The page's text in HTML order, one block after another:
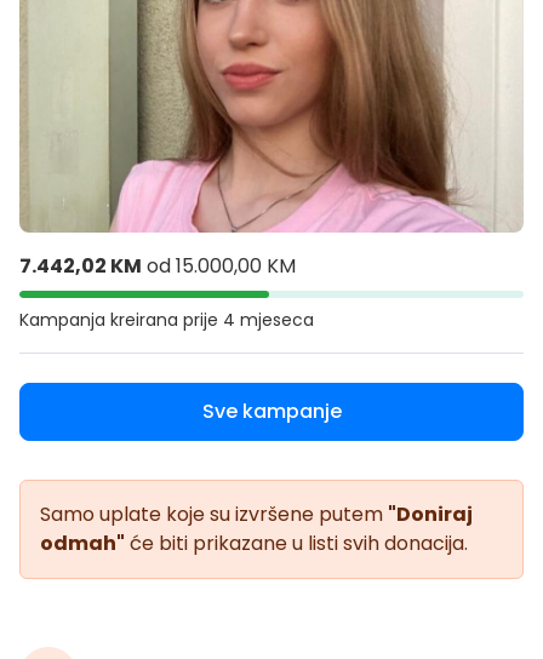
7.442,02 KM od15.000,00 KM
Kampanja kreirana prije 4 mjeseca
Sve kampanje
Samo uplate koje su izvršene putem "Doniraj
odmah" će biti prikazane u listi svih donacija.